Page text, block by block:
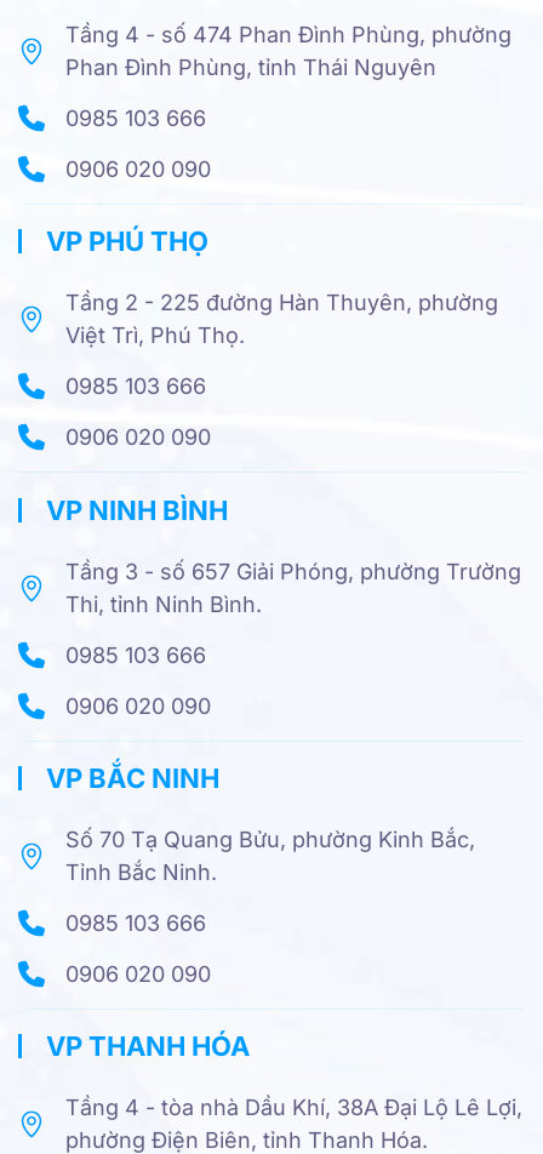
Tầng 4 - số 474 Phan Đình Phùng, phường
Phan Đình Phùng, tỉnh Thái Nguyên
0985 103 666
0906 020 090
VP PHÚ THỌ
Tầng 2 - 225 đường Hàn Thuyên, phường
Việt Trì, Phú Thọ.
0985 103 666
0906 020 090
VP NINH BÌNH
Tầng 3 - số 657 Giải Phóng, phường Trường
Thi, tỉnh Ninh Bình.
0985 103 666
0906 020 090
VP BẮC NINH
Số 70 Tạ Quang Bửu, phường Kinh Bắc,
Tỉnh Bắc Ninh.
0985 103 666
0906 020 090
VP THANH HÓA
Tầng 4 - tòa nhà Dầu Khí, 38A Đại Lộ Lê Lợi,
phường Điện Biên, tỉnh Thanh Hóa.